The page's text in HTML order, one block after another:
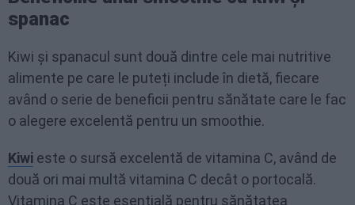
spanac
Kiwi și spanacul sunt două dintre cele mai nutritive
alimente pe care le puteți include în dietă, fiecare
având o serie de beneficii pentru sănătate care le fac
o alegere excelentă pentru un smoothie.
Kiwi este o sursă excelentă de vitamina C, având de
două ori mai multă vitamina C decât o portocală.
Vitamina C este esențială pentru sănătatea